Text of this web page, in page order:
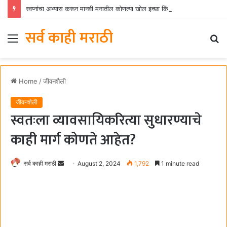
Menu
सर्व काही मराठी
Home /जीवनशैली
जीवनशैली
स्वतःला व्यावसायिकरित्या सुधारण्याचे
काही मार्ग कोणते आहेत?
सर्व काही मराठी August 2, 2024 1,792 1 minute read